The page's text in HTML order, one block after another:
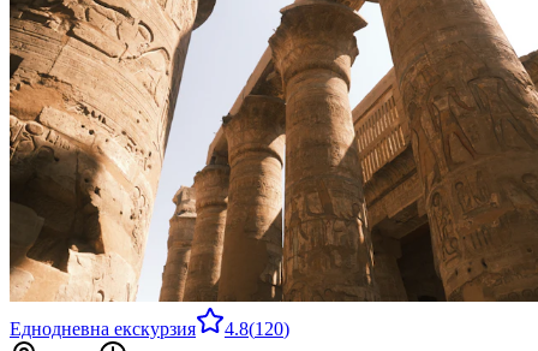
Еднодневна екскурзия 4.8(120)